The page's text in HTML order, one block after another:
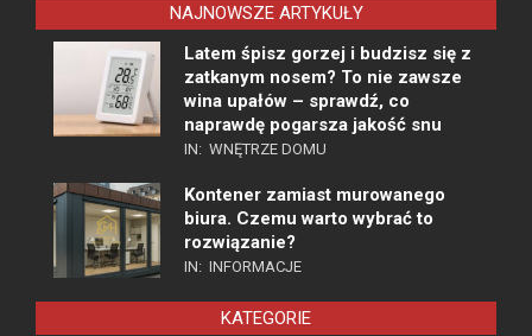
NAJNOWSZE ARTYKUŁY
Latem śpisz gorzej i budzisz się z
zatkanym nosem? To nie zawsze
wina upałów – sprawdź, co
naprawdę pogarsza jakość snu
IN: WNĘTRZE DOMU
Kontener zamiast murowanego
biura. Czemu warto wybrać to
rozwiązanie?
IN: INFORMACJE
KATEGORIE